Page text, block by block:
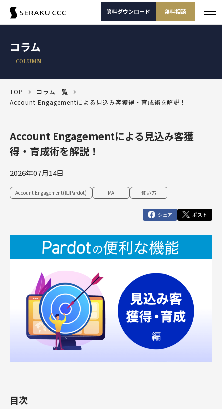
資料ダウンロード 無料相談
サービス一覧
Salesforce活用診断
サービスから選
ぶ
製品から選ぶ 課題から選ぶ
ンサルティ
ング支援
対象製品
Salesforce
ダッシュボ
ードワーク
ショップ
カスタマー
ジャーニー
支援（常
駐・リモー
対象製品
Salesforce
Tableau
Account
Marketing
ビス
BtoBマ
ーケティング
支援
HubSpot
サービス一覧
サービスから選ぶ
Salesforce
ダッシュボードワークショップ
カスタマージャーニーワークショップ
SFAマネジメントワークショップ
商談フェーズ設計ワークショップ
Tableau
定着・運用支援（常駐・リモート）
Data Cloud
Agentforce
BtoBマーケティング支援
Salesforce
運用(常駐・リモート)支援
SIベンダー向け支援
エンジニア派遣
定着・活用支援
Account Engagement（旧 Pardot）
運用・定着・活用支援
DataCloud
HubSpot
導入、定着・活用支援
BtoBマーケティング支援
課題から選ぶ
Salesforceを導入したけどうまく使えていない
Salesforce運用(常駐・リモート)支援
Salesforceセールスコンサルティング 支援
人材育成パッケージ
その他課題はこちら
支援事例
セミナー
お役立ち資料
コラム
COLUMN
TOP
コラム一覧
Account Engagementによる見込み客獲得・育成術を解説！
Account Engagementによる見込み客獲
得・育成術を解説！
2026年07月14日
Account Engagement(旧Pardot) MA 使い方
シェア ポスト
目次